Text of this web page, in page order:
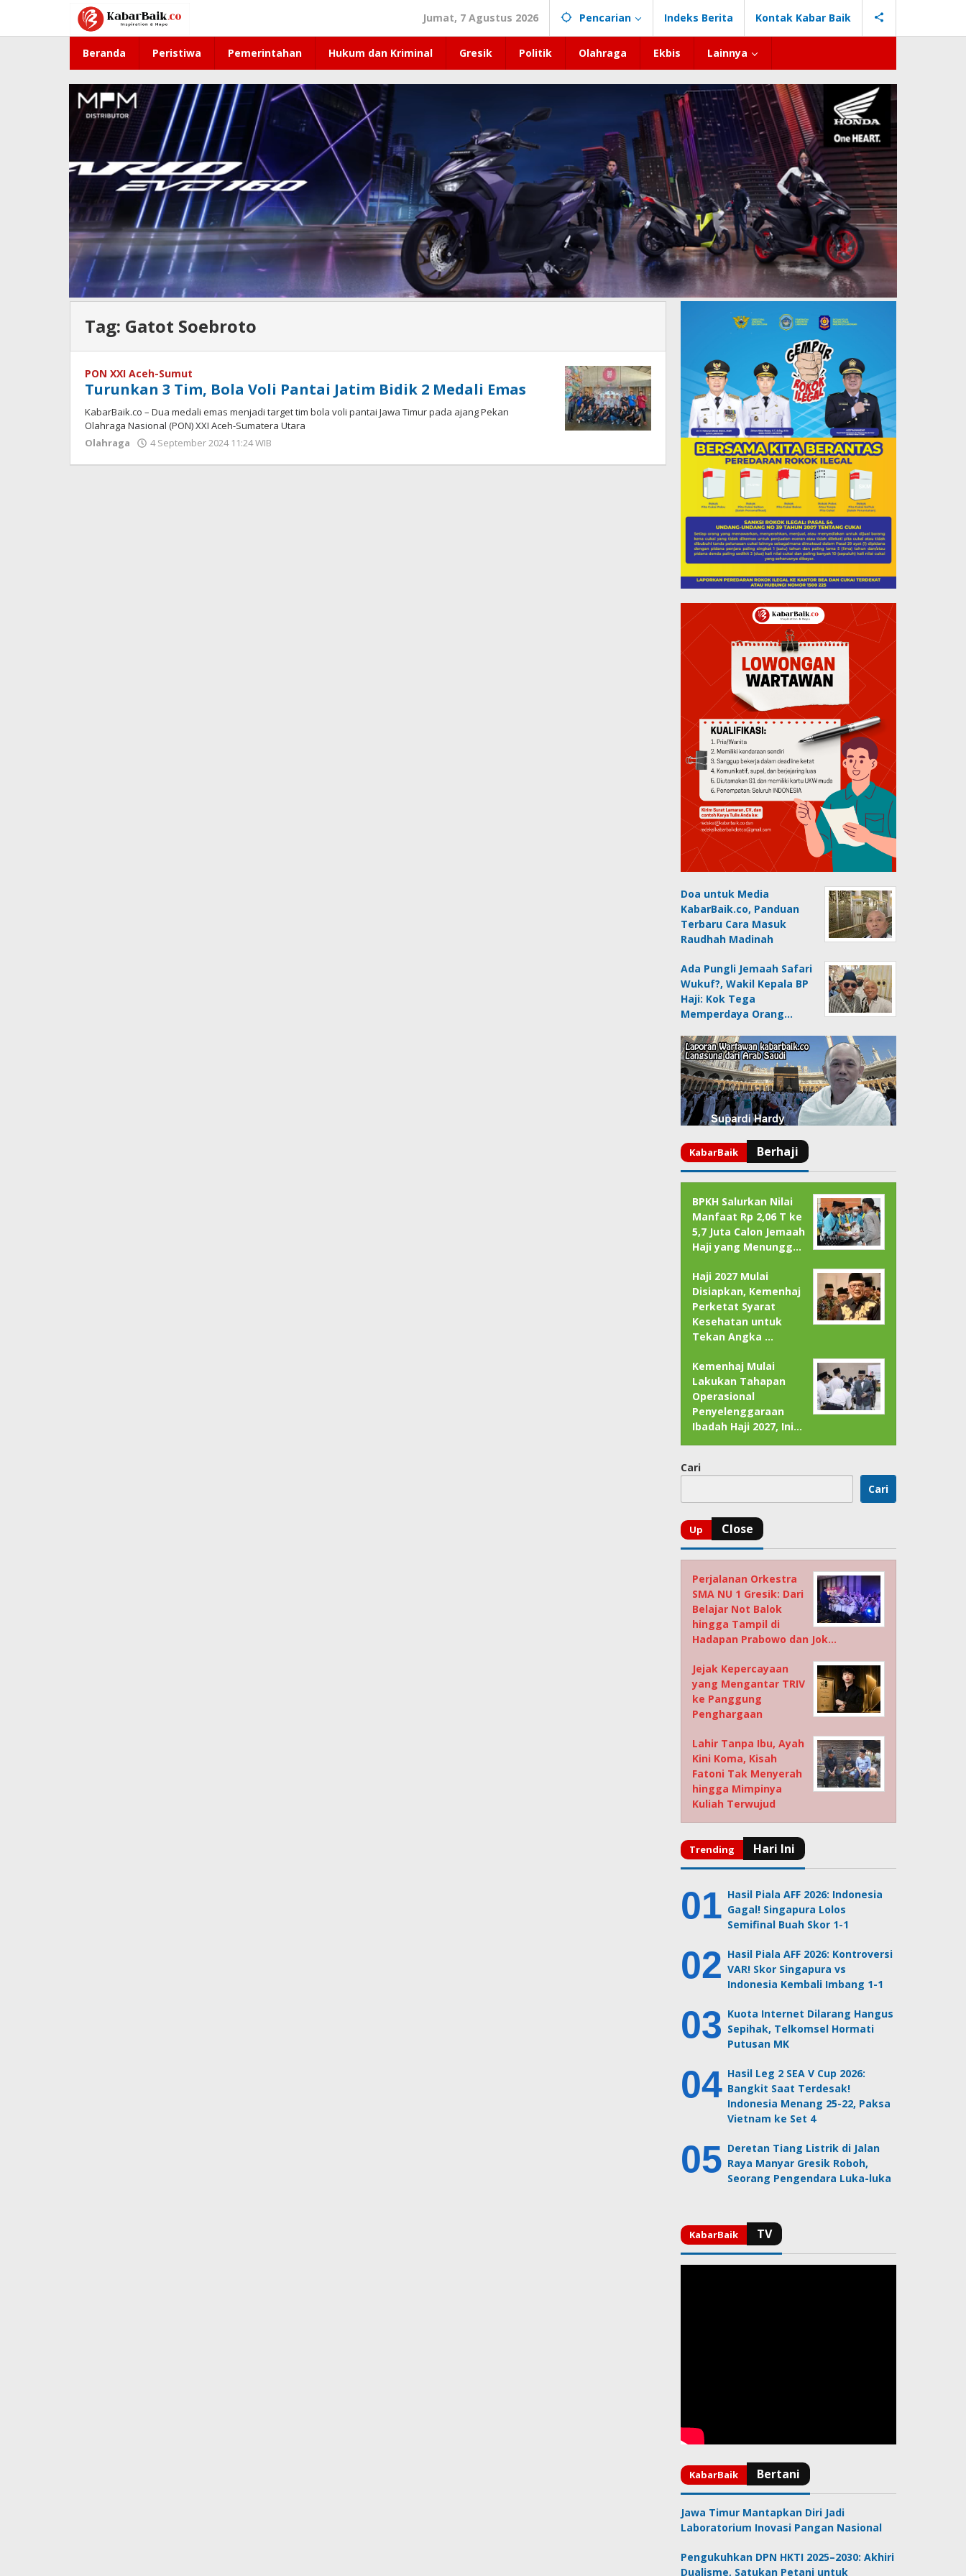
konten
Jumat, 7 Agustus 2026 Pencarian Indeks Berita Kontak Kabar Baik
Beranda Peristiwa Pemerintahan Hukum dan Kriminal Gresik Politik Olahraga Ekbis Lainnya
Tag: Gatot Soebroto
PON XXI Aceh-Sumut
Turunkan 3 Tim, Bola Voli Pantai Jatim Bidik 2 Medali Emas
KabarBaik.co – Dua medali emas menjadi target tim bola voli pantai Jawa Timur pada ajang Pekan
Olahraga Nasional (PON) XXI Aceh-Sumatera Utara
Olahraga
4 September 2024 11:24 WIB
Doa untuk Media
KabarBaik.co, Panduan
Terbaru Cara Masuk
Raudhah Madinah
Ada Pungli Jemaah Safari
Wukuf?, Wakil Kepala BP
Haji: Kok Tega
Memperdaya Orang…
BPKH Salurkan Nilai
Manfaat Rp 2,06 T ke
5,7 Juta Calon Jemaah
Haji yang Menungg…
Haji 2027 Mulai
Disiapkan, Kemenhaj
Perketat Syarat
Kesehatan untuk
Tekan Angka …
Kemenhaj Mulai
Lakukan Tahapan
Operasional
Penyelenggaraan
Ibadah Haji 2027, Ini…
Cari
Cari
Perjalanan Orkestra
SMA NU 1 Gresik: Dari
Belajar Not Balok
hingga Tampil di
Hadapan Prabowo dan Jok…
Jejak Kepercayaan
yang Mengantar TRIV
ke Panggung
Penghargaan
Lahir Tanpa Ibu, Ayah
Kini Koma, Kisah
Fatoni Tak Menyerah
hingga Mimpinya
Kuliah Terwujud
Hasil Piala AFF 2026: Indonesia
Gagal! Singapura Lolos
Semifinal Buah Skor 1-1
Hasil Piala AFF 2026: Kontroversi
VAR! Skor Singapura vs
Indonesia Kembali Imbang 1-1
Kuota Internet Dilarang Hangus
Sepihak, Telkomsel Hormati
Putusan MK
Hasil Leg 2 SEA V Cup 2026:
Bangkit Saat Terdesak!
Indonesia Menang 25-22, Paksa
Vietnam ke Set 4
Deretan Tiang Listrik di Jalan
Raya Manyar Gresik Roboh,
Seorang Pengendara Luka-luka
Jawa Timur Mantapkan Diri Jadi
Laboratorium Inovasi Pangan Nasional
Pengukuhkan DPN HKTI 2025–2030: Akhiri
Dualisme, Satukan Petani untuk